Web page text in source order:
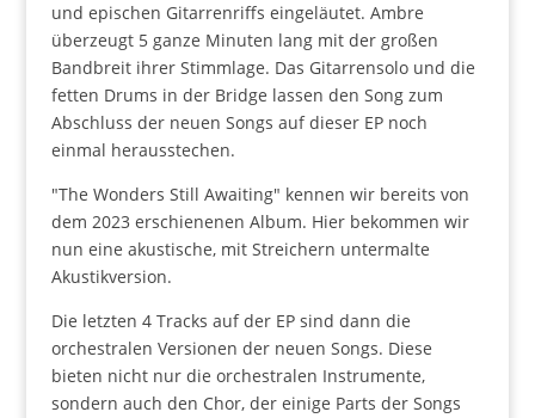
und epischen Gitarrenriffs eingeläutet. Ambre
überzeugt 5 ganze Minuten lang mit der großen
Bandbreit ihrer Stimmlage. Das Gitarrensolo und die
fetten Drums in der Bridge lassen den Song zum
Abschluss der neuen Songs auf dieser EP noch
einmal herausstechen.
"The Wonders Still Awaiting" kennen wir bereits von
dem 2023 erschienenen Album. Hier bekommen wir
nun eine akustische, mit Streichern untermalte
Akustikversion.
Die letzten 4 Tracks auf der EP sind dann die
orchestralen Versionen der neuen Songs. Diese
bieten nicht nur die orchestralen Instrumente,
sondern auch den Chor, der einige Parts der Songs